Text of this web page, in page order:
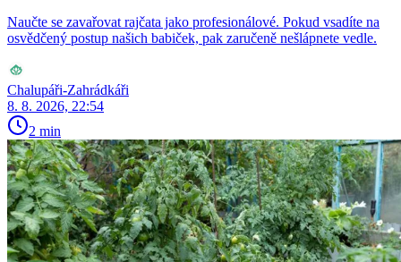
Naučte se zavařovat rajčata jako profesionálové. Pokud vsadíte na
osvědčený postup našich babiček, pak zaručeně nešlápnete vedle.
Chalupáři-Zahrádkáři
8. 8. 2026, 22:54
2 min